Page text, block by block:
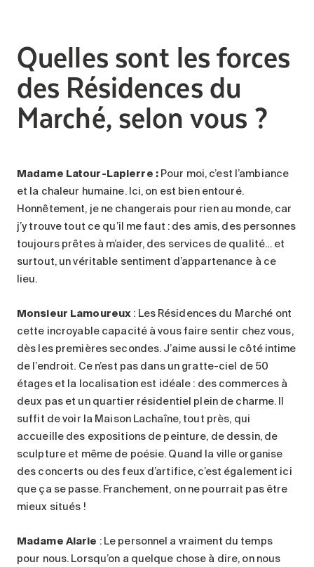
Quelles sont les forces
des Résidences du
Marché, selon vous ?
Madame Latour-Lapierre :Pour moi, c’est l’ambiance
et la chaleur humaine. Ici, on est bien entouré.
Honnêtement, je ne changerais pour rien au monde, car
j’y trouve tout ce qu’il me faut : des amis, des personnes
toujours prêtes à m’aider, des services de qualité… et
surtout, un véritable sentiment d’appartenance à ce
lieu.
Monsieur Lamoureux : Les Résidences du Marché ont
cette incroyable capacité à vous faire sentir chez vous,
dès les premières secondes. J’aime aussi le côté intime
de l’endroit. Ce n’est pas dans un gratte-ciel de 50
étages et la localisation est idéale : des commerces à
deux pas et un quartier résidentiel plein de charme. Il
suffit de voir la Maison Lachaîne, tout près, qui
accueille des expositions de peinture, de dessin, de
sculpture et même de poésie. Quand la ville organise
des concerts ou des feux d’artifice, c’est également ici
que ça se passe. Franchement, on ne pourrait pas être
mieux situés !
Madame Alarie : Le personnel a vraiment du temps
pour nous. Lorsqu’on a quelque chose à dire, on nous